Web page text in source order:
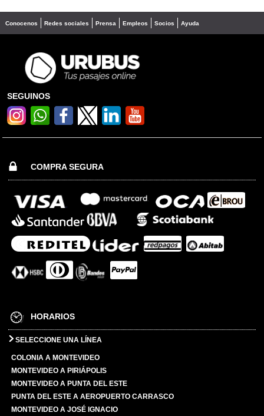
Conocenos Redes sociales Prensa Empleos Socios Ayuda
SEGUINOS
COMPRA SEGURA
HORARIOS
SELECCIONE UNA LÍNEA
COLONIA A MONTEVIDEO
MONTEVIDEO A PIRIÁPOLIS
MONTEVIDEO A PUNTA DEL ESTE
PUNTA DEL ESTE A AEROPUERTO CARRASCO
MONTEVIDEO A JOSÉ IGNACIO